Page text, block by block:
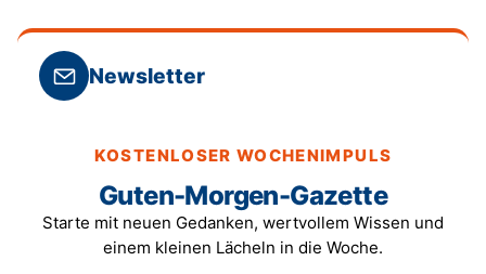
Newsletter
KOSTENLOSER WOCHENIMPULS
Guten-Morgen-Gazette
Starte mit neuen Gedanken, wertvollem Wissen und
einem kleinen Lächeln in die Woche.